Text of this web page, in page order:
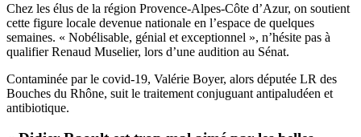
Chez les élus de la région Provence-Alpes-Côte d’Azur, on soutient
cette figure locale devenue nationale en l’espace de quelques
semaines. « Nobélisable, génial et exceptionnel », n’hésite pas à
qualifier Renaud Muselier, lors d’une audition au Sénat.
Contaminée par le covid-19, Valérie Boyer, alors députée LR des
Bouches du Rhône, suit le traitement conjuguant antipaludéen et
antibiotique.